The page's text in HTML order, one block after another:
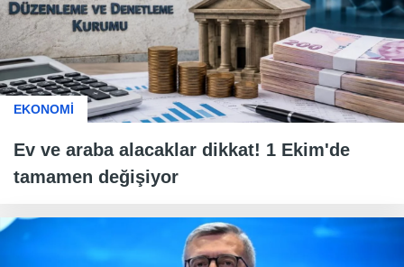
EKONOMİ
Ev ve araba alacaklar dikkat! 1 Ekim'de
tamamen değişiyor